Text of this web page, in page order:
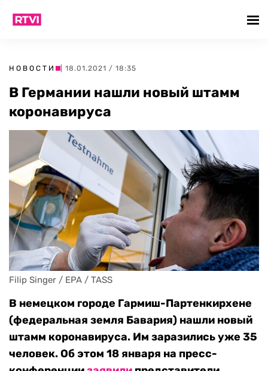
НОВОСТИ | 18.01.2021 / 18:35
В Германии нашли новый штамм
коронавируса
Filip Singer / EPA / TASS
В немецком городе Гармиш-Партенкирхене
(федеральная земля Бавария) нашли новый
штамм коронавируса. Им заразились уже 35
человек. Об этом 18 января на пресс-